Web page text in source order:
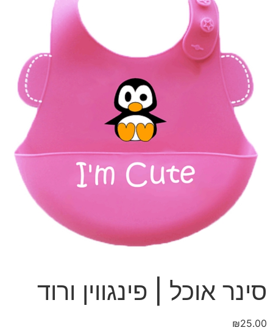
סינר אוכל | פינגווין ורוד
₪25.00